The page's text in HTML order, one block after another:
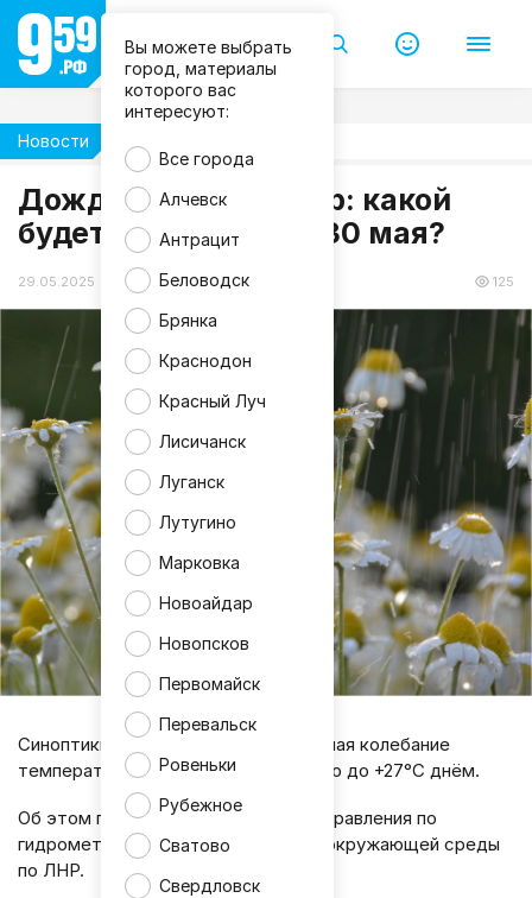
Вы можете выбрать
город, материалы
которого вас
интересуют:
Все города
Алчевск
Антрацит
Беловодск
Брянка
Краснодон
Красный Луч
Лисичанск
Луганск
Лутугино
Марковка
Новоайдар
Новопсков
Первомайск
Перевальск
Ровеньки
Рубежное
Сватово
Свердловск
Новости
Дождь, гроза и ветер: какой
будет погода в ЛНР 30 мая?
29.05.2025 19:08 125
Синоптики прогнозируют в ЛНР 30 мая колебание
температуры воздуха от +11°С ночью до +27°С днём.
Об этом передаёт пресс-служба управления по
гидрометеорологии и мониторингу окружающей среды
по ЛНР.